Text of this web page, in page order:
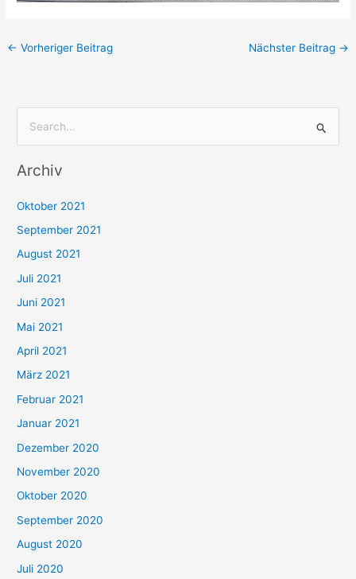
← Vorheriger Beitrag Nächster Beitrag →
c
n
n
a
c
h
:
Archiv
Oktober 2021
September 2021
August 2021
Juli 2021
Juni 2021
Mai 2021
April 2021
März 2021
Februar 2021
Januar 2021
Dezember 2020
November 2020
Oktober 2020
September 2020
August 2020
Juli 2020